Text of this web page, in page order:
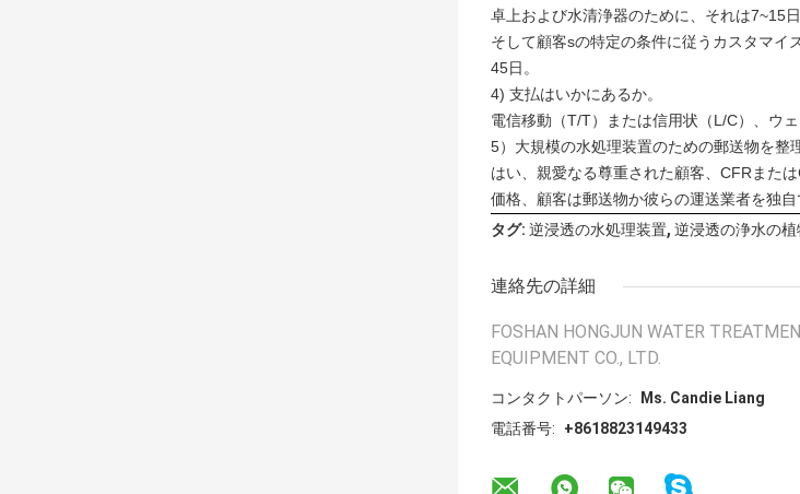
卓上および水清浄器のために、それは7~15
そして顧客sの特定の条件に従うカスタマイ
45日。
4) 支払はいかにあるか。
電信移動（T/T）または信用状（L/C）、ウ
5）大規模の水処理装置のための郵送物を整
はい、親愛なる尊重された顧客、CFRまた
価格、顧客は郵送物か彼らの運送業者を独自
タグ: 逆浸透の水処理装置, 逆浸透の浄水の植
連絡先の詳細
FOSHAN HONGJUN WATER
EQUIPMENT CO., LTD.
コンタクトパーソン:
Ms. Candie Liang
電話番号:
+8618823149433